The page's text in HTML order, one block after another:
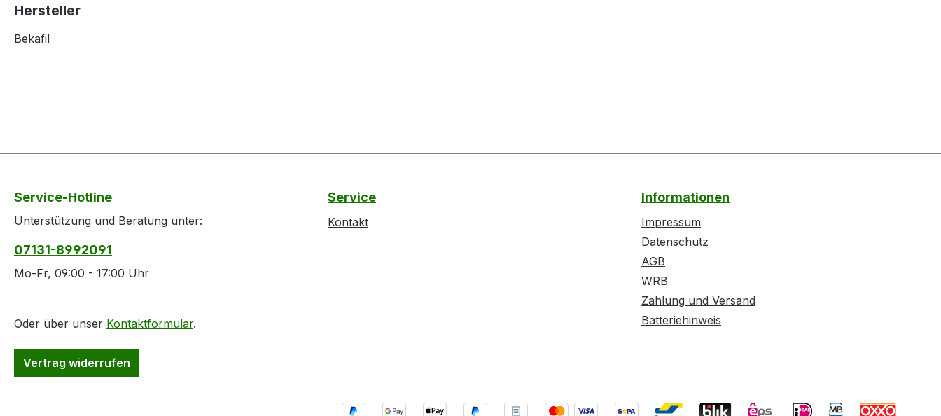
Hersteller
Bekafil
Service-Hotline
Unterstützung und Beratung unter:
07131-8992091
Mo-Fr, 09:00 - 17:00 Uhr
Oder über unser Kontaktformular.
Vertrag widerrufen
Service
Kontakt
Informationen
Impressum
Datenschutz
AGB
WRB
Zahlung und Versand
Batteriehinweis